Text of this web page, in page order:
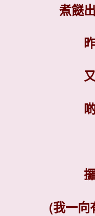
煮餸
(我一向